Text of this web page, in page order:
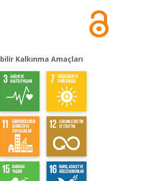
Kalkınma Amaçları